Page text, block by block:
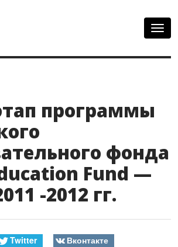
программы
фонда
Fund —
-2012 гг.
Twitter Вконтакте